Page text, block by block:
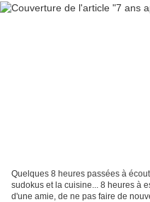
Quelques 8 heures passées à
sudokus et la cuisine... 8 heures à
d'une amie, de ne pas faire de